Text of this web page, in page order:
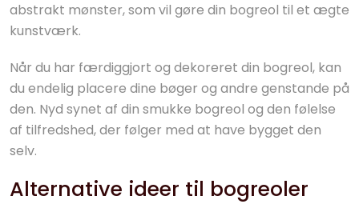
abstrakt mønster, som vil gøre din bogreol til et ægte
kunstværk.
Når du har færdiggjort og dekoreret din bogreol, kan
du endelig placere dine bøger og andre genstande på
den. Nyd synet af din smukke bogreol og den følelse
af tilfredshed, der følger med at have bygget den
selv.
Alternative ideer til bogreoler